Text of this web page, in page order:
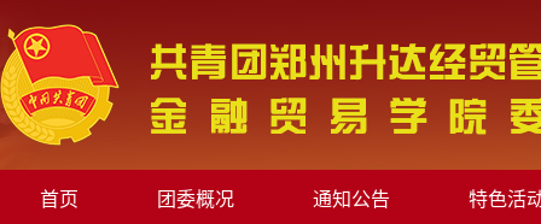
首页 团委概况 通知公告 特色活